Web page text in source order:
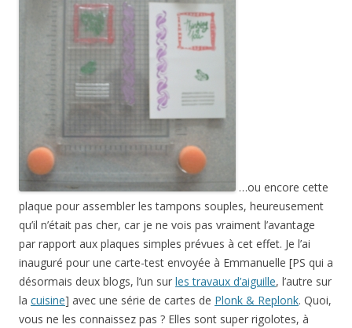
…ou encore cette
plaque pour assembler les tampons souples, heureusement
qu’il n’était pas cher, car je ne vois pas vraiment l’avantage
par rapport aux plaques simples prévues à cet effet. Je l’ai
inauguré pour une carte-test envoyée à Emmanuelle [PS qui a
désormais deux blogs, l’un sur les travaux d’aiguille, l’autre sur
la cuisine] avec une série de cartes de Plonk & Replonk. Quoi,
vous ne les connaissez pas ? Elles sont super rigolotes, à